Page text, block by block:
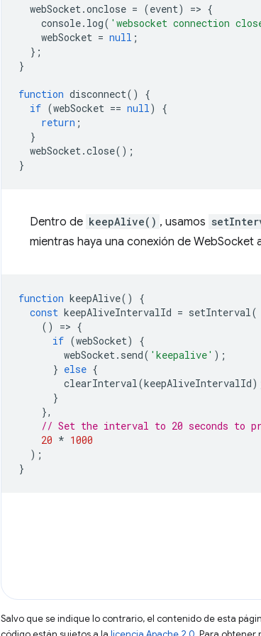
webSocket.onclose = (event) => {
console. log( 'websocket connection
webSocket = null ;
};
}
function disconnect()
{
if (webSocket == null)
{
return ;
}
webSocket.close();
}
Dentro de keepAlive() , usamos
mientras haya una conexión de WebSocket
function keepAlive()
{
const keepAliveIntervalId = setInterval(
()
=> {
if (webSocket)
{
webSocket. send( 'keepalive' );
} else {
clearInterval(keepAliveIntervalId
}
},
// Set the interval to 20 seconds to
20 * 1000
);
}
Salvo que se indique lo contrario, el contenido de esta